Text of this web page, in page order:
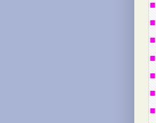
■
■
■
■
■
■
■